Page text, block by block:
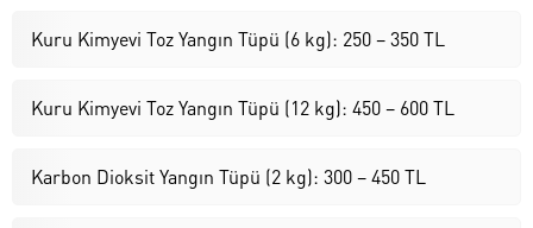
Kuru Kimyevi Toz Yangın Tüpü (6 kg): 250 – 350 TL
Kuru Kimyevi Toz Yangın Tüpü (12 kg): 450 – 600 TL
Karbon Dioksit Yangın Tüpü (2 kg): 300 – 450 TL